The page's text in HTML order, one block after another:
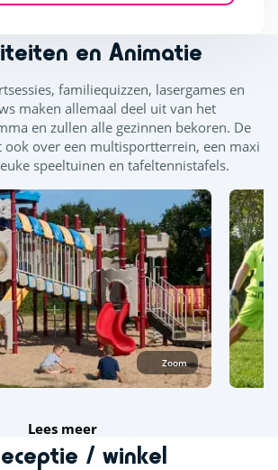
en Animatie
familiequizzen, lasergames en
maken allemaal deel uit van het
en zullen alle gezinnen bekoren. De
ook over een multisportterrein, een maxi
speeltuinen en tafeltennistafels.
Zoom
Lees meer
/ winkel